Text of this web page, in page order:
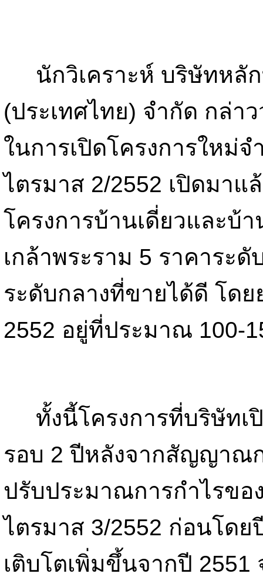
นักวิเคราะห์ บริษัทหลัก
(ประเทศไทย) จำกัด กล่า
ในการเปิดโครงการใหม่
ไตรมาส 2/2552 เปิดมาแ
โครงการบ้านเดี่ยวและบ้
เกล้าพระราม 5 ราคาระ
ระดับกลางที่ขายได้ดี โด
2552 อยู่ที่ประมาณ 100-
ทั้งนี้โครงการที่บริษัทเ
รอบ 2 ปีหลังจากสัญญาณ
ปรับประมาณการกำไรขอ
ไตรมาส 3/2552 ก่อนโด
เติบโตเพิ่มขึ้นจากปี